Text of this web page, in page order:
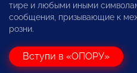
тире и любыми иными
сообщения, призывающие к
розни.
Вступи в «ОПОРУ»